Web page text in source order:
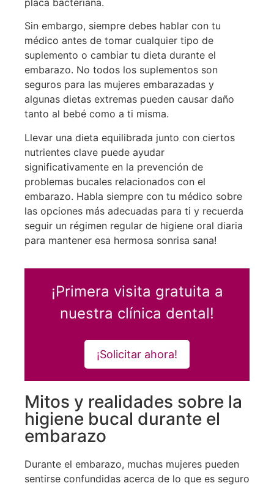
placa bacteriana.
Sin embargo, siempre debes hablar con tu
médico antes de tomar cualquier tipo de
suplemento o cambiar tu dieta durante el
embarazo. No todos los suplementos son
seguros para las mujeres embarazadas y
algunas dietas extremas pueden causar daño
tanto al bebé como a ti misma.
Llevar una dieta equilibrada junto con ciertos
nutrientes clave puede ayudar
significativamente en la prevención de
problemas bucales relacionados con el
embarazo. Habla siempre con tu médico sobre
las opciones más adecuadas para ti y recuerda
seguir un régimen regular de higiene oral diaria
para mantener esa hermosa sonrisa sana!
¡Primera visita gratuita a
nuestra clínica dental!
¡Solicitar ahora!
Mitos y realidades sobre la
higiene bucal durante el
embarazo
Durante el embarazo, muchas mujeres pueden
sentirse confundidas acerca de lo que es seguro